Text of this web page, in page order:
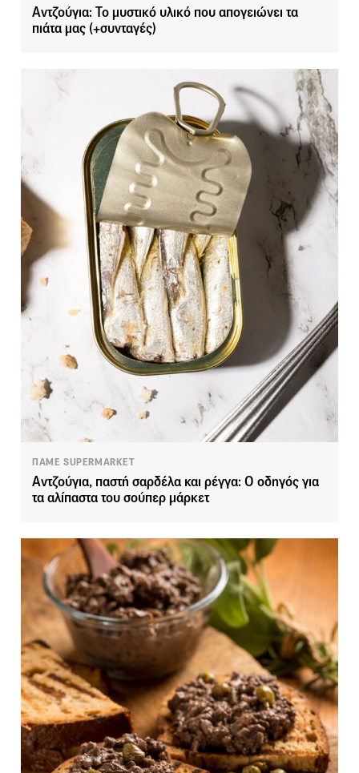
Αντζούγια: Το μυστικό υλικό που απογειώνει τα
πιάτα μας (+συνταγές)
ΠΑΜΕ SUPERMARKET
Αντζούγια, παστή σαρδέλα και ρέγγα: Ο οδηγός για
τα αλίπαστα του σούπερ μάρκετ